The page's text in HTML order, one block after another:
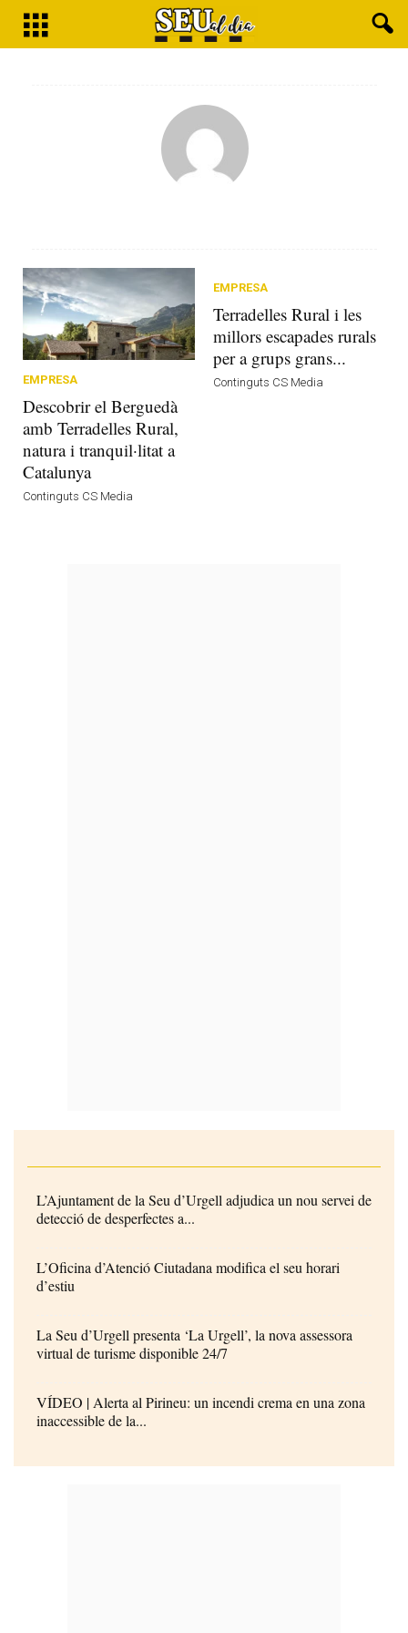
EMPRESA
Descobrir el Berguedà
amb Terradelles Rural,
natura i tranquil·litat a
Catalunya
Continguts CS Media
EMPRESA
Terradelles Rural i les
millors escapades rurals
per a grups grans...
Continguts CS Media
L’Ajuntament de la Seu d’Urgell adjudica un nou servei de
detecció de desperfectes a...
L’Oficina d’Atenció Ciutadana modifica el seu horari
d’estiu
La Seu d’Urgell presenta ‘La Urgell’, la nova assessora
virtual de turisme disponible 24/7
VÍDEO | Alerta al Pirineu: un incendi crema en una zona
inaccessible de la...